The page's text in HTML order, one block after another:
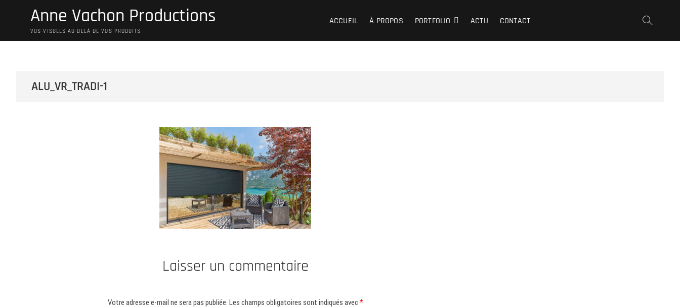
Anne Vachon Productions
VOS VISUELS AU-DELÀ DE VOS PRODUITS
ACCUEIL À PROPOS PORTFOLIO ACTU CONTACT
ALU_VR_TRADI-1
Laisser un commentaire
Votre adresse e-mail ne sera pas publiée. Les champs obligatoires sont indiqués avec *